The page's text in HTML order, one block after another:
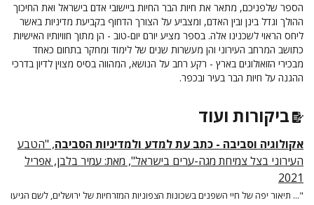
הספר שלפניכם, מתאר את חיות הבר החיות ביישובי אדם בישראל ואת החיכוך
ההולך וגדל בינן ובין האדם, ומצביע על הצורך הדחוף בקביעת מדיניות באשר
ליחס הראוי לשכנינו אלה. בספר מציע יורם יום-טוב - הן מתוך חוויותיו האישיות
כתושב המרחב העירוני והן מעשרות שנים של לימוד ומחקר בתחום כאחד
מבכירי הזואולוגים בארץ - רקע רחב על הנושא, המהווה בסיס מצוין לדיון בדרכי
ההגנה על חיות הבר בעיר ובכפר.
ביקורות ועוד
אקולוגיה וסביבה - כתב עת למדע ולמדיניות הסביבה, "הטבע
העירוני בצל צמיחת מגה-ערים בישראל", מאת: עמיר בלבן, אפריל
2021
"... תיאור יפה של חיי השפנים בשכונות הצפוניות המזרחיות של ירושלים, לשם הגיעו